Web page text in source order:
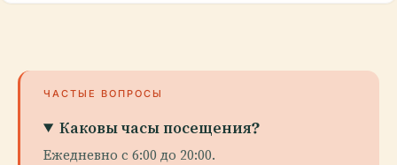
ЧАСТЫЕ ВОПРОСЫ
Каковы часы посещения?
Ежедневно с 6:00 до 20:00.